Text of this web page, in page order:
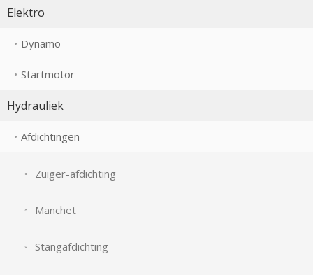
Elektro
Dynamo
Startmotor
Hydrauliek
Afdichtingen
Zuiger-afdichting
Manchet
Stangafdichting